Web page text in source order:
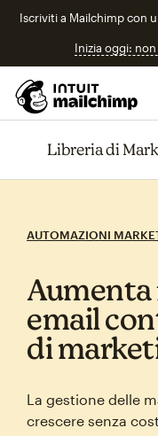
Iscriviti a Mailchimp con
Inizia oggi:
Libreria di
AUTOMAZIONI
Aumenta
email
di
La gestione delle
crescere senza